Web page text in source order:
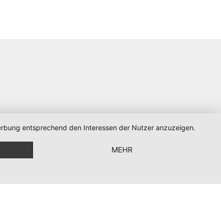
entsprechend den Interessen der Nutzer anzuzeigen.
MEHR